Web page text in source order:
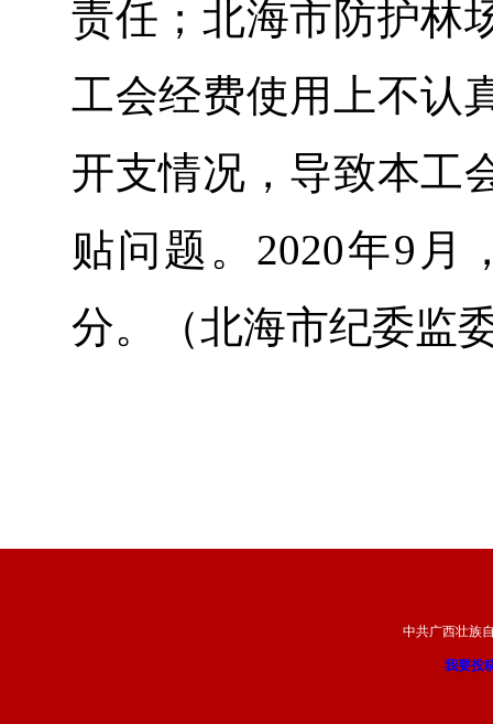
责任；北海市防护林
工会经费使用上不认
开支情况，导致本工
贴问题。2020年9
分。（北海市纪委监
中共广西壮族
我要投